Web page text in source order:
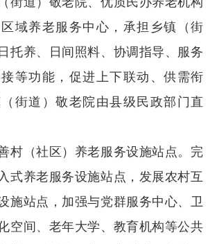
域养老服务中心，承担乡镇（街
托养、日间照料、协调指导、服务
等功能，促进上下联动、供需衔
街道）敬老院由县级民政部门直
（社区）养老服务设施站点。完
式养老服务设施站点，发展农村互
施站点，加强与党群服务中心、卫
空间、老年大学、教育机构等公共